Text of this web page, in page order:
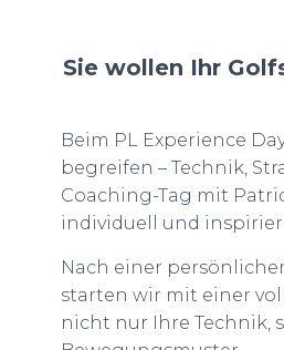
Sie wollen Ihr
Beim PL Experience
begreifen – Technik,
Coaching-Tag mit
individuell und
Nach einer
starten wir mit einer
nicht nur Ihre Technik,